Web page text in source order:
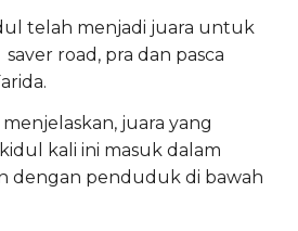
telah menjadi juara untuk
road, pra dan pasca
juara yang
kali ini masuk dalam
dengan penduduk di bawah